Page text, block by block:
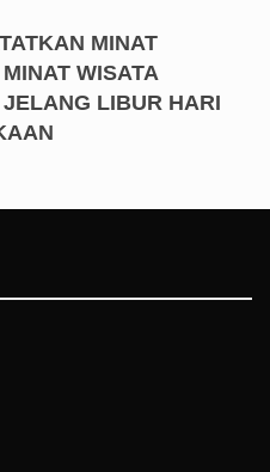
MINAT
WISATA
LIBUR HARI